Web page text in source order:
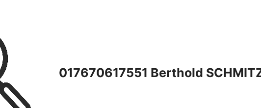
017670617551 Berthold